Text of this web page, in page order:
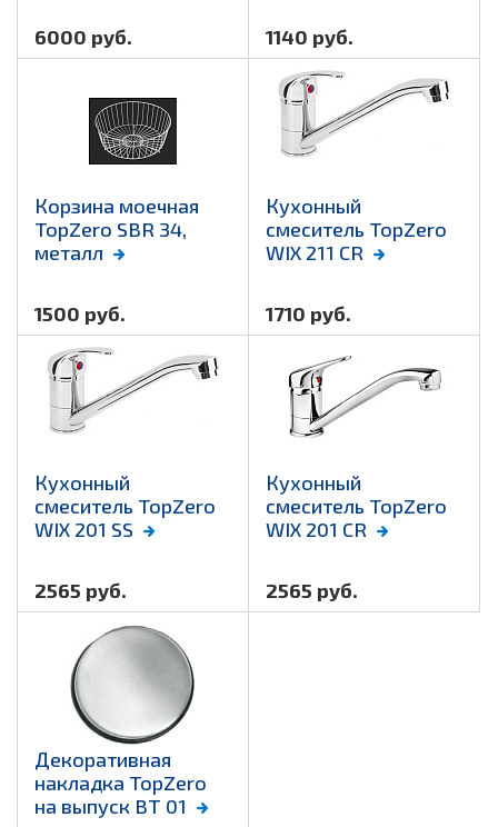
6000 руб. 1140 руб.
Корзина моечная
TopZero SBR 34,
металл
1500 руб.
Кухонный
смеситель TopZero
WIX 211 CR
1710 руб.
Кухонный
смеситель TopZero
WIX 201 SS
2565 руб.
Кухонный
смеситель TopZero
WIX 201 CR
2565 руб.
Декоративная
накладка TopZero
на выпуск BT 01